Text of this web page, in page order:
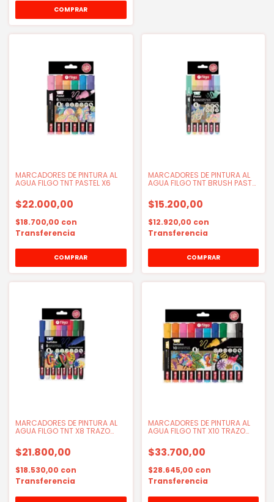
MARCADORES DE PINTURA AL
AGUA FILGO TNT PASTEL X6
$22.000,00
$18.700,00 con
Transferencia
MARCADORES DE PINTURA AL
AGUA FILGO TNT BRUSH PASTEL
$15.200,00
$12.920,00 con
Transferencia
MARCADORES DE PINTURA AL
AGUA FILGO TNT X8 TRAZO
$21.800,00
$18.530,00 con
Transferencia
MARCADORES DE PINTURA AL
AGUA FILGO TNT X10 TRAZO
$33.700,00
$28.645,00 con
Transferencia